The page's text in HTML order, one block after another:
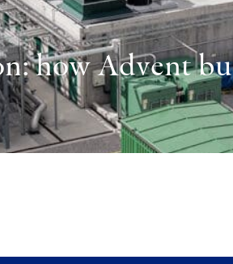
how Advent